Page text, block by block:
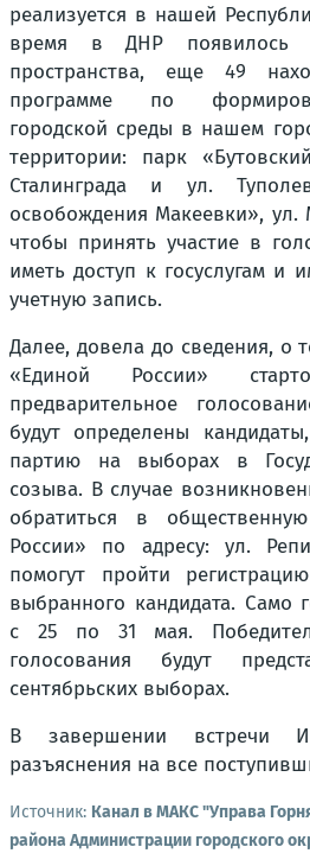
реализуется в нашей
время в ДНР появилось
пространства, еще 49
программе по
городской среды в нашем
территории: парк
Сталинграда и ул.
освобождения Макеевки», ул.
чтобы принять участие в
иметь доступ к госуслугам и
учетную запись.
Далее, довела до сведения, о
«Единой России»
предварительное
будут определены
партию на выборах в
созыва. В случае
обратиться в
России» по адресу: ул.
помогут пройти
выбранного кандидата. Само
с 25 по 31 мая.
голосования будут
сентябрьских выборах.
В завершении встречи
разъяснения на все
Источник: Канал в МАКС "Управа
района Администрации городского